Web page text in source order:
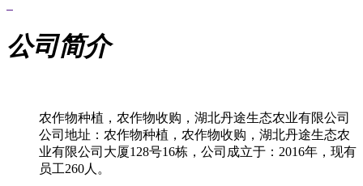
公司简介
农作物种植，农作物收购，湖北丹途生态农业有限公司
公司地址：农作物种植，农作物收购，湖北丹途生态农
业有限公司大厦128号16栋，公司成立于：2016年，现有
员工260人。